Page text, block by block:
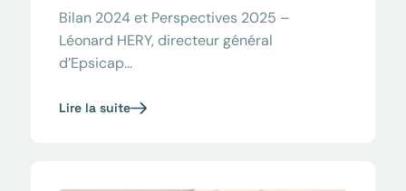
Bilan 2024 et Perspectives 2025 –
Léonard HERY, directeur général
d’Epsicap…
Lire la suite